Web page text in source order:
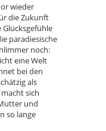
wieder
die Zukunft
Glücksgefühle
paradiesische
noch:
eine Welt
bei den
als
sich
und
so lange